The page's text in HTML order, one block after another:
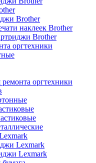
Brother
наклеек Brother
Brother
оргтехники
ремонта оргтехники
Lexmark
Lexmark